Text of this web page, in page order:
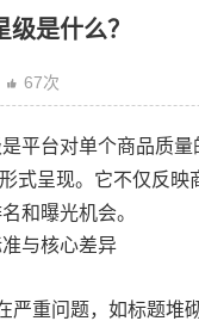
是什么？
67次
平台对单个商品质
式呈现。它不仅反
和曝光机会。
与核心差异
严重问题，如标题堆